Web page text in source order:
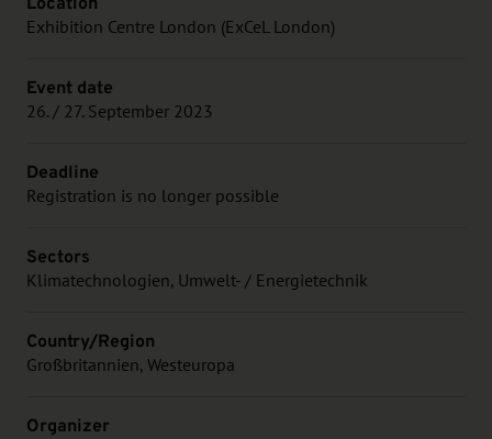
Exhibition Centre London (ExCeL London)
Event date
26. / 27. September 2023
Deadline
Registration is no longer possible
Sectors
Klimatechnologien, Umwelt- / Energietechnik
Country/Region
Großbritannien, Westeuropa
Organizer